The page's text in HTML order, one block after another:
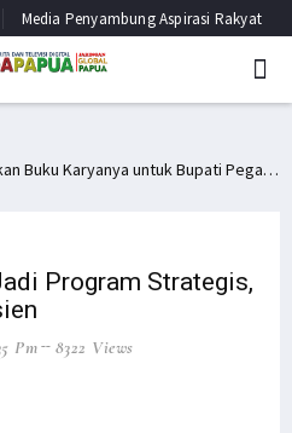
Media Penyambung Aspirasi Rakyat
Filep Serahkan Buku Karyanya untuk Bupati Pegaf & Billy Mambrasar
Program Strategis,
Pm 8322 Views